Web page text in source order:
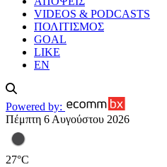
VIDEOS & PODCASTS
ΠΟΛΙΤΙΣΜΟΣ
GOAL
LIKE
EN
Powered by:
Πέμπτη 6 Αυγούστου 2026
27°C